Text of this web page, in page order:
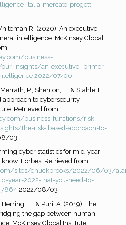
italia-mercato-progetti-
R. (2020). An executive
intelligence. McKinsey Global
business-
insights/an-executive- primer-
2022/07/06
P., Shenton, L., & Stahle T.
approach to cybersecurity.
Retrieved from
business-functions/risk-
the-risk- based-approach-to-
03
cyber statistics for mid-year
Forbes. Retrieved from
sites/chuckbrooks/2022/06/03/
year-2022-that-you-need-to-
2022/08/03
L., & Puri, A. (2019). The
the gap between human
McKinsey Global Institute.